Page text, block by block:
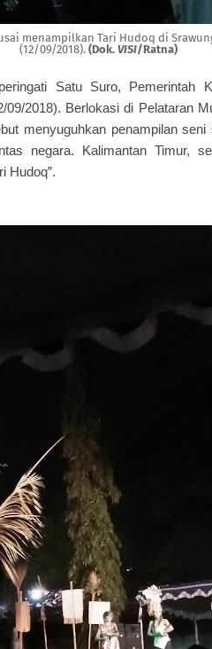
menampilkan Tari Hudoq di
(12/09/2018). (Dok. VISI/Ratna)
Satu Suro, Pemerintah
2018). Berlokasi di Pelataran
menyuguhkan penampilan
negara. Kalimantan Timur,
Hudoq”.